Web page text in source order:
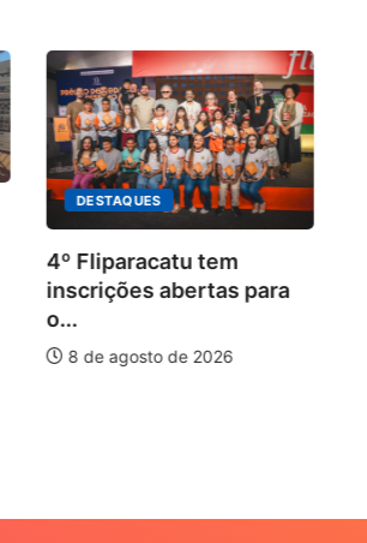
DESTAQUES
4º Fliparacatu tem
inscrições abertas para
o...
8 de agosto de 2026